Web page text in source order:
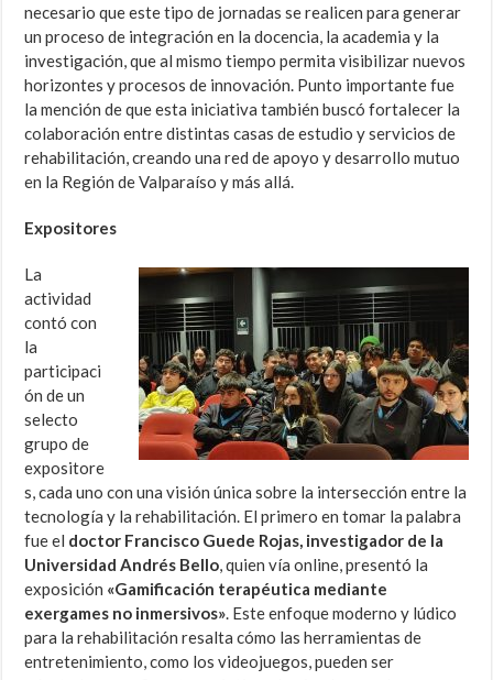
necesario que este tipo de jornadas se realicen para generar
un proceso de integración en la docencia, la academia y la
investigación, que al mismo tiempo permita visibilizar nuevos
horizontes y procesos de innovación. Punto importante fue
la mención de que esta iniciativa también buscó fortalecer la
colaboración entre distintas casas de estudio y servicios de
rehabilitación, creando una red de apoyo y desarrollo mutuo
en la Región de Valparaíso y más allá.
Expositores
La
actividad
contó con
la
participaci
ón de un
selecto
grupo de
expositore
s, cada uno con una visión única sobre la intersección entre la
tecnología y la rehabilitación. El primero en tomar la palabra
fue el doctor Francisco Guede Rojas, investigador de la
Universidad Andrés Bello, quien vía online, presentó la
exposición «Gamificación terapéutica mediante
exergames no inmersivos». Este enfoque moderno y lúdico
para la rehabilitación resalta cómo las herramientas de
entretenimiento, como los videojuegos, pueden ser